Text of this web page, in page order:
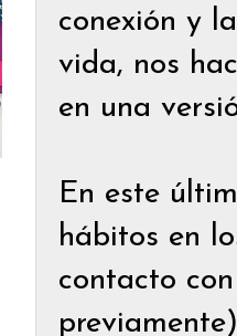
conexión y
vida, nos
en una
En este
hábitos en
contacto